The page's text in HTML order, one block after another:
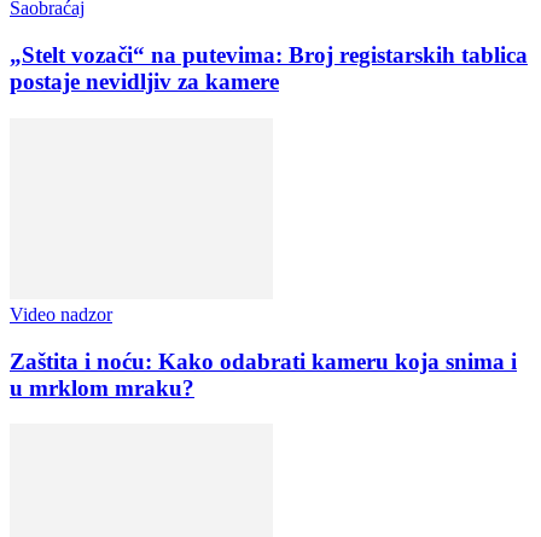
Saobraćaj
„Stelt vozači“ na putevima: Broj registarskih tablica
postaje nevidljiv za kamere
Video nadzor
Zaštita i noću: Kako odabrati kameru koja snima i
u mrklom mraku?